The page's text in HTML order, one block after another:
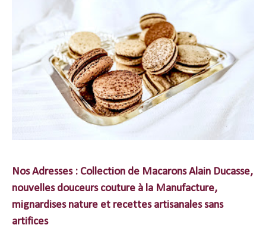
Nos Adresses : Collection de Macarons Alain Ducasse,
nouvelles douceurs couture à la Manufacture,
mignardises nature et recettes artisanales sans
artifices